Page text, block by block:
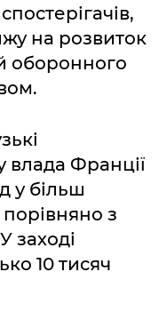
на розвиток
оборонного
влада Франції
у більш
з
заході
10 тисяч